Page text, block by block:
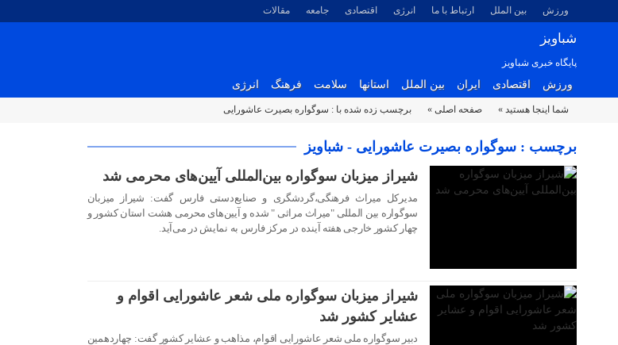
ورزش بین الملل ارتباط با ما انرژی اقتصادی جامعه مقالات
شباویز
پایگاه خبری شباویز
ورزش اقتصادی ایران بین الملل استانها سلامت فرهنگ انرژی
شما اینجا هستید » صفحه اصلی » برچسب زده شده با : سوگواره بصیرت عاشورایی
برچسب : سوگواره بصیرت عاشورایی - شباویز
۰۷ شهریور ۱۴۰۳
شیراز میزبان سوگواره بین‌المللی آیین‌های محرمی شد
مدیرکل میراث فرهنگی،گردشگری و صنایع‌دستی فارس گفت: شیراز میزبان
سوگواره بین المللی "میراث مراثی " شده و آیین‌های محرمی هشت استان کشور و
چهار کشور خارجی هفته آینده در مرکز فارس به نمایش در می‌آید.
شیراز میزبان سوگواره ملی شعر عاشورایی اقوام و
عشایر کشور شد
دبیر سوگواره ملی شعر عاشورایی اقوام، مذاهب و عشایر کشور گفت: چهاردهمین